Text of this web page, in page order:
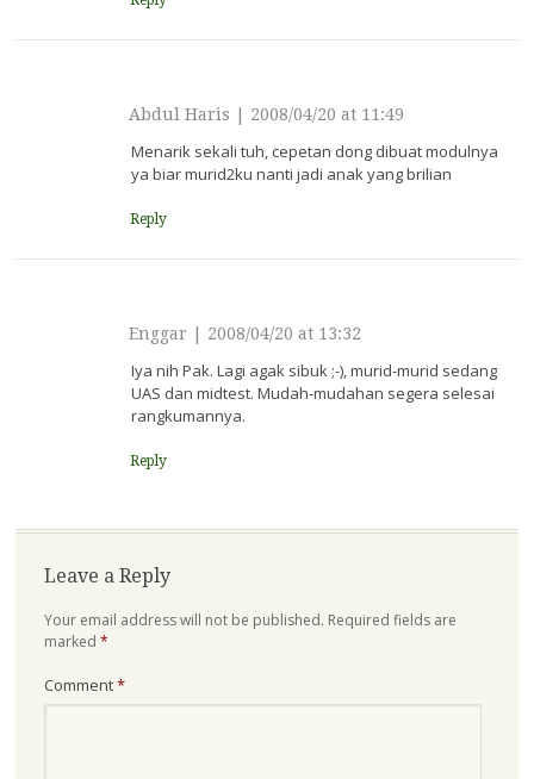
Abdul Haris 2008/04/20 at 11:49
Menarik sekali tuh, cepetan dong dibuat modulnya
ya biar murid2ku nanti jadi anak yang brilian
Reply
Enggar 2008/04/20 at 13:32
Iya nih Pak. Lagi agak sibuk ;-), murid-murid sedang
UAS dan midtest. Mudah-mudahan segera selesai
rangkumannya.
Reply
Leave a Reply
Your email address will not be published. Required fields are
marked *
Comment*